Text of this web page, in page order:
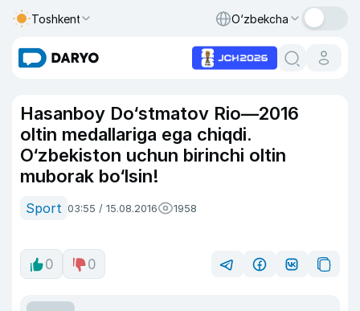
Toshkent O‘zbekcha
Hasanboy Do‘stmatov Rio—2016
oltin medallariga ega chiqdi.
O‘zbekiston uchun birinchi oltin
muborak bo‘lsin!
Sport 03:55 / 15.08.2016 1958
0 0